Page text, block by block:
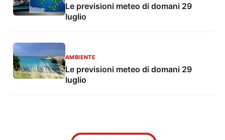
Le previsioni meteo di domani 29
luglio
AMBIENTE
Le previsioni meteo di domani 29
luglio